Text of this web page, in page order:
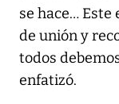
se hace…
de unión y
todos
enfatizó.